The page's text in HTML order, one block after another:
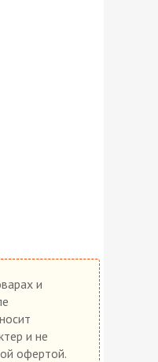
и
и не
офертой.